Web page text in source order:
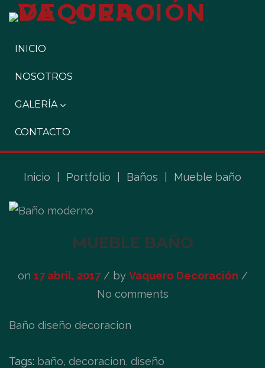
INICIO
NOSOTROS
GALERÍA
CONTACTO
Inicio Portfolio Baños Mueble baño
MUEBLE BAÑO
on 17 abril, 2017/ by Vaquero Decoración /
No comments
Baño diseño decoracion
Tags: baño, decoracion, diseño